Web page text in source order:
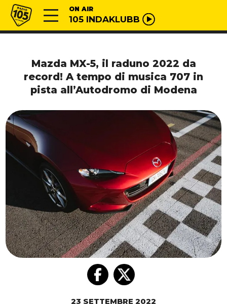
Vai al contenuto
Radio 105 ON AIR
105 INDAKLUBB
Mazda MX-5, il raduno 2022 da
record! A tempo di musica 707 in
pista all’Autodromo di Modena
23 SETTEMBRE 2022